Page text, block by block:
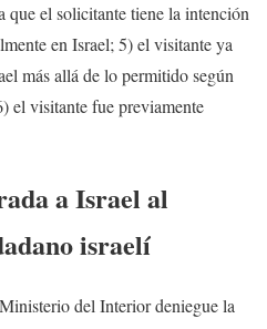
que el solicitante tiene la intención
en Israel; 5) el visitante ya
más allá de lo permitido según
el visitante fue previamente
a Israel al
israelí
del Interior deniegue la